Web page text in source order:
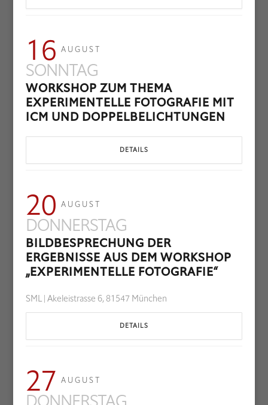
16 AUGUST
SONNTAG
WORKSHOP ZUM THEMA
EXPERIMENTELLE FOTOGRAFIE MIT
ICM UND DOPPELBELICHTUNGEN
DETAILS
20 AUGUST
DONNERSTAG
BILDBESPRECHUNG DER
ERGEBNISSE AUS DEM WORKSHOP
„EXPERIMENTELLE FOTOGRAFIE“
SML | Akeleistrasse 6, 81547 München
DETAILS
27 AUGUST